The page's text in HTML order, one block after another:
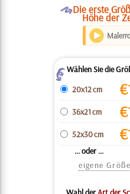
ODie erste
Höhe der
ZWählen Sie die
20x12 cm
€
36x21 cm €
52x30 cm €
... oder ...
eigene Größe